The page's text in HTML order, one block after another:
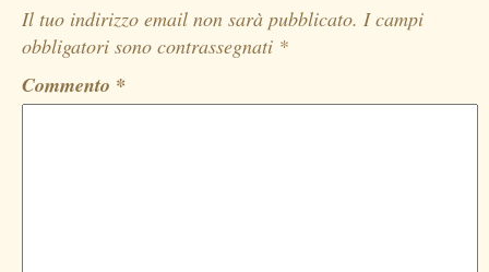
Il tuo indirizzo email non sarà pubblicato. I campi
obbligatori sono contrassegnati *
Commento *